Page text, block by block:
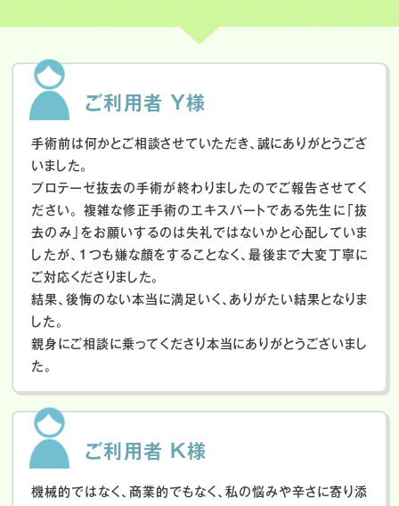
ご利用者 Y様
手術前は何かとご相談させていただき、誠にありがとうござ
いました。
プロテーゼ抜去の手術が終わりましたのでご報告させてく
ださい。
複雑な修正手術のエキスパートである先生に「抜
去のみ」をお願いするのは失礼ではないかと心配していま
したが、１つも嫌な顔をすることなく、最後まで大変丁寧に
ご対応くださりました。
結果、後悔のない本当に満足いく、ありがたい結果となりま
した。
親身にご相談に乗ってくださり本当にありがとうございまし
た。
ご利用者 K様
機械的ではなく、商業的でもなく、私の悩みや辛さに寄り添